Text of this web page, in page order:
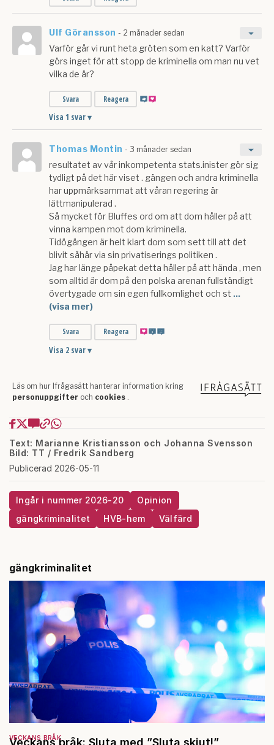
Text: Marianne Kristiansson och Johanna Svensson
Bild: TT / Fredrik Sandberg
Publicerad 2026-05-11
Ingår i nummer 2026-20
Opinion
gängkriminalitet
HVB-hem Välfärd
gängkriminalitet
VECKANS BRÅK